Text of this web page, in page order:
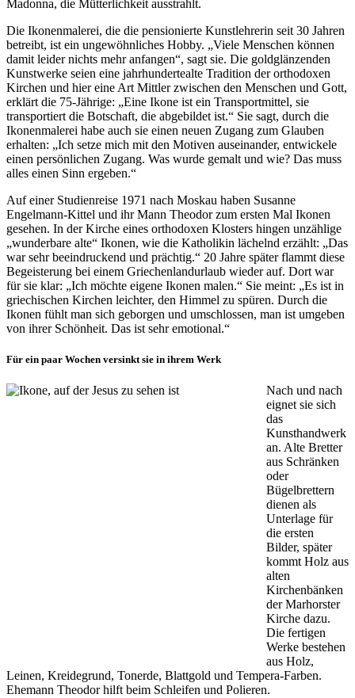
Madonna, die Mütterlichkeit ausstrahlt.
Die Ikonenmalerei, die die pensionierte Kunstlehrerin seit 30 Jahren
betreibt, ist ein ungewöhnliches Hobby. „Viele Menschen können
damit leider nichts mehr anfangen“, sagt sie. Die goldglänzenden
Kunstwerke seien eine jahrhundertealte Tradition der orthodoxen
Kirchen und hier eine Art Mittler zwischen den Menschen und Gott,
erklärt die 75-Jährige: „Eine Ikone ist ein Transportmittel, sie
transportiert die Botschaft, die abgebildet ist.“ Sie sagt, durch die
Ikonenmalerei habe auch sie einen neuen Zugang zum Glauben
erhalten: „Ich setze mich mit den Motiven auseinander, entwickele
einen persönlichen Zugang. Was wurde gemalt und wie? Das muss
alles einen Sinn ergeben.“
Auf einer Studienreise 1971 nach Moskau haben Susanne
Engelmann-Kittel und ihr Mann Theodor zum ersten Mal Ikonen
gesehen. In der Kirche eines orthodoxen Klosters hingen unzählige
„wunderbare alte“ Ikonen, wie die Katholikin lächelnd erzählt: „Das
war sehr beeindruckend und prächtig.“ 20 Jahre später flammt diese
Begeisterung bei einem Griechenlandurlaub wieder auf. Dort war
für sie klar: „Ich möchte eigene Ikonen malen.“ Sie meint: „Es ist in
griechischen Kirchen leichter, den Himmel zu spüren. Durch die
Ikonen fühlt man sich geborgen und umschlossen, man ist umgeben
von ihrer Schönheit. Das ist sehr emotional.“
Für ein paar Wochen versinkt sie in ihrem Werk
Nach und nach
eignet sie sich
das
Kunsthandwerk
an. Alte Bretter
aus Schränken
oder
Bügelbrettern
dienen als
Unterlage für
die ersten
Bilder, später
kommt Holz aus
alten
Kirchenbänken
der Marhorster
Kirche dazu.
Die fertigen
Werke bestehen
aus Holz,
Leinen, Kreidegrund, Tonerde, Blattgold und Tempera-Farben.
Ehemann Theodor hilft beim Schleifen und Polieren.